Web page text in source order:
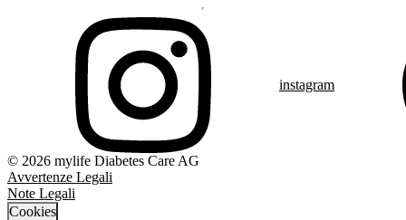
instagram
© 2026 mylife Diabetes Care AG
Avvertenze Legali
Note Legali
Cookies